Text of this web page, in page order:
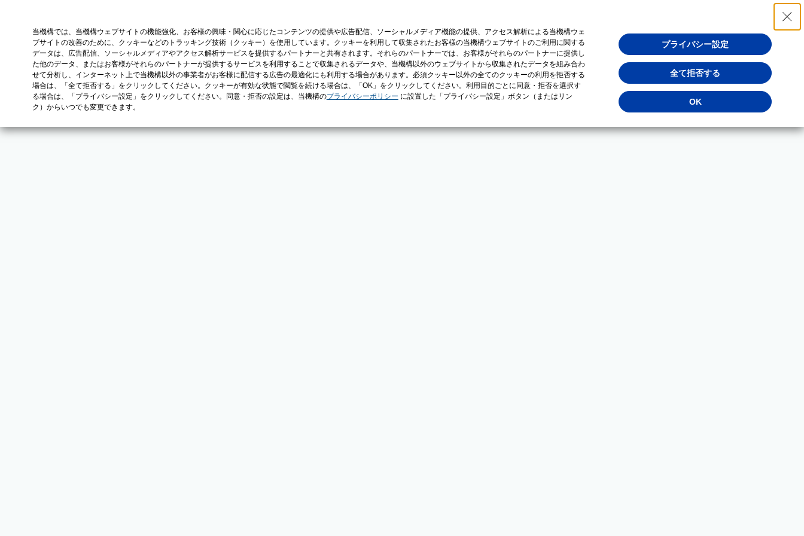
当機構では、当機構ウェブサイトの機能強化、お客様の興味・関心に応じたコンテンツの提供や広告配信、ソーシャルメディア機能の提供、アクセス解析による当機構ウェ
ブサイトの改善のために、クッキーなどのトラッキング技術（クッキー）を使用しています。クッキーを利用して収集されたお客様の当機構ウェブサイトのご利用に関する
データは、広告配信、ソーシャルメディアやアクセス解析サービスを提供するパートナーと共有されます。それらのパートナーでは、お客様がそれらのパートナーに提供し
た他のデータ、またはお客様がそれらのパートナーが提供するサービスを利用することで収集されるデータや、当機構以外のウェブサイトから収集されたデータを組み合わ
せて分析し、インターネット上で当機構以外の事業者がお客様に配信する広告の最適化にも利用する場合があります。必須クッキー以外の全てのクッキーの利用を拒否する
場合は、「全て拒否する」をクリックしてください。クッキーが有効な状態で閲覧を続ける場合は、「OK」をクリックしてください。利用目的ごとに同意・拒否を選択す
る場合は、「プライバシー設定」をクリックしてください。同意・拒否の設定は、当機構のプライバシーポリシー に設置した「プライバシー設定」ボタン（またはリン
ク）からいつでも変更できます。
プライバシー設定
全て拒否する
OK